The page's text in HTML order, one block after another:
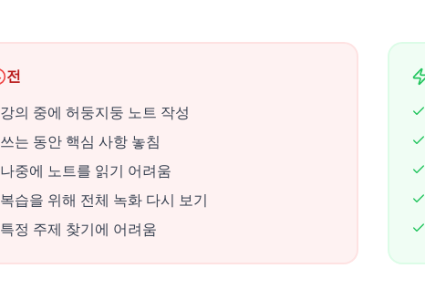
전
강의 중에 허둥지둥 노트 작성
쓰는 동안 핵심 사항 놓침
나중에 노트를 읽기 어려움
복습을 위해 전체 녹화 다시 보기
특정 주제 찾기에 어려움